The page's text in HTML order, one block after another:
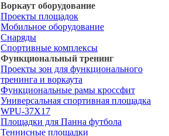
Воркаут оборудование
Проекты площадок
Мобильное оборудование
Снаряды
Спортивные комплексы
Функциональный тренинг
Проекты зон для функционального
тренинга и воркаута
Функциональные рамы кроссфит
Универсальная спортивная площадка
WPU-37X17
Площадки для Панна футбола
Теннисные площадки